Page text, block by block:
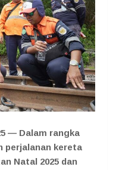
— Dalam rangka
perjalanan kereta
Natal 2025 dan